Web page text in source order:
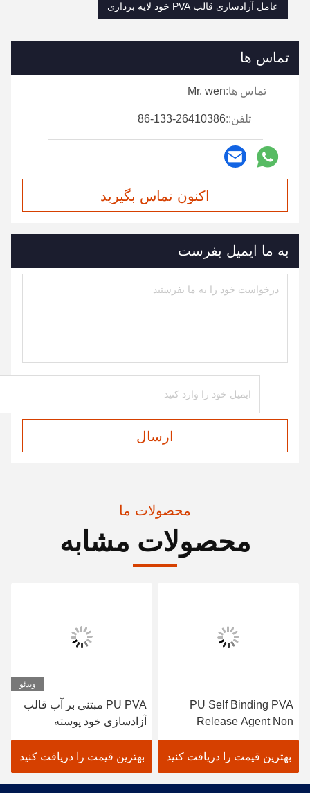
عامل آزادسازی قالب PVA خود لایه برداری
تماس ها
تماس ها:Mr. wen
تلفن::86-133-26410386
اکنون تماس بگیرید
به ما ایمیل بفرست
ارسال
محصولات ما
محصولات مشابه
PU Self Binding PVA
Release Agent Non
Mucosal Release Agent
بهترین قیمت را دریافت کنید
ویدئو
PU PVA مبتنی بر آب قالب
آزادسازی خود پوسته
بهترین قیمت را دریافت کنید